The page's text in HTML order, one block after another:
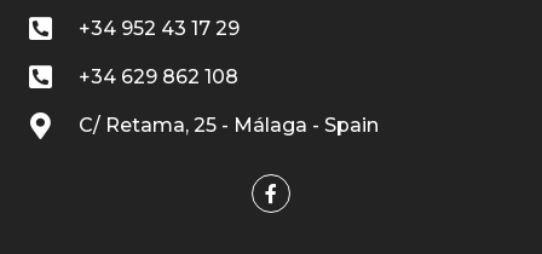
+34 952 43 17 29
+34 629 862 108
C/ Retama, 25 - Málaga - Spain